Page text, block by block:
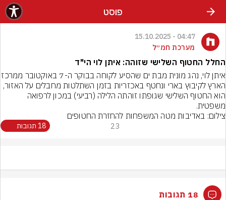
פוסט
04:47 - 15.10.2025
מערכת חמ״ל
החלל החטוף השלישי שזוהה: איתן לוי הי"ד
איתן לוי, נהג מונית מבת
משפטית.
צילום: באדיבות מטה המשפחות להחזרת החטופים
23 18 תגובות
18 תגובות